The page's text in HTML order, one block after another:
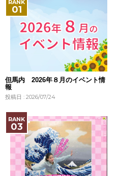
但馬内 2026年８月のイベント情
報
投稿日 : 2026/07/24